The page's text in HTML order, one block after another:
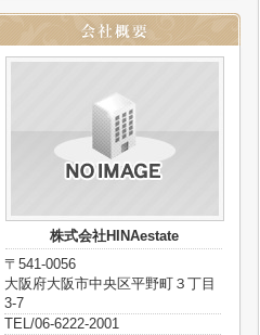
株式会社HINAestate
〒541-0056
大阪府大阪市中央区平野町３丁目
3-7
TEL/06-6222-2001